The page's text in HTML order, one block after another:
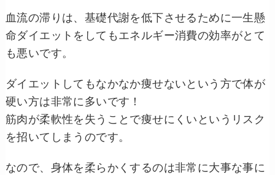
血流の滞りは、基礎代謝を低下させるために一生懸
命ダイエットをしてもエネルギー消費の効率がとて
も悪いです。
ダイエットしてもなかなか痩せないという方で体が
硬い方は非常に多いです！
筋肉が柔軟性を失うことで痩せにくいというリスク
を招いてしまうのです。
なので、身体を柔らかくするのは非常に大事な事に